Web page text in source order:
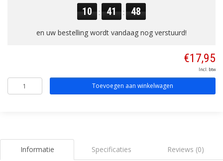
10 : 41 : 47
en uw bestelling wordt vandaag nog verstuurd!
€17,95
Incl. btw
Toevoegen aan winkelwagen
Informatie Specificaties Reviews (0)